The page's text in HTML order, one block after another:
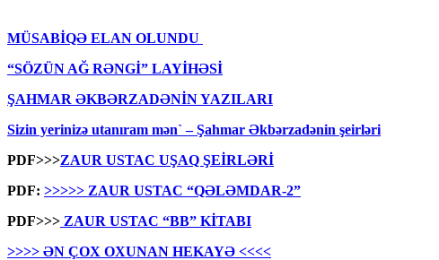
MÜSABİQƏ ELAN OLUNDU
“SÖZÜN AĞ RƏNGİ” LAYİHƏSİ
ŞAHMAR ƏKBƏRZADƏNİN YAZILARI
Sizin yerinizə utanıram mən` – Şahmar Əkbərzadənin şeirləri
PDF>>>ZAUR USTAC UŞAQ ŞEİRLƏRİ
PDF: >>>>> ZAUR USTAC “QƏLƏMDAR-2”
PDF>>> ZAUR USTAC “BB” KİTABI
>>>> ƏN ÇOX OXUNAN HEKAYƏ <<<<